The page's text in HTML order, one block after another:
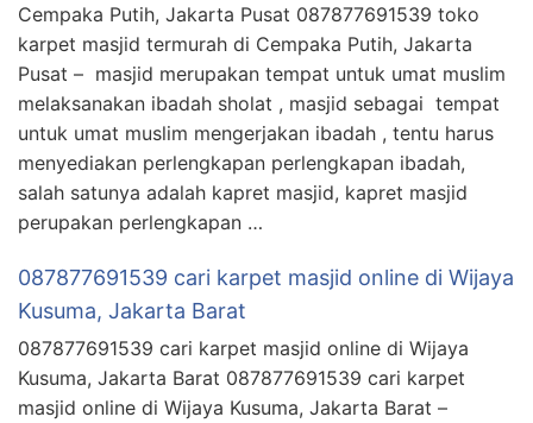
Cempaka Putih, Jakarta Pusat 087877691539 toko
karpet masjid termurah di Cempaka Putih, Jakarta
Pusat – masjid merupakan tempat untuk umat muslim
melaksanakan ibadah sholat , masjid sebagai tempat
untuk umat muslim mengerjakan ibadah , tentu harus
menyediakan perlengkapan perlengkapan ibadah,
salah satunya adalah kapret masjid, kapret masjid
perupakan perlengkapan …
087877691539 cari karpet masjid online di Wijaya
Kusuma, Jakarta Barat
087877691539 cari karpet masjid online di Wijaya
Kusuma, Jakarta Barat 087877691539 cari karpet
masjid online di Wijaya Kusuma, Jakarta Barat –